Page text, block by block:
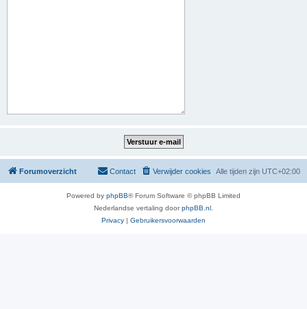
Forumoverzicht Alle tijden zijn UTC+02:00
Verwijder cookies
Contact
Powered by phpBB® Forum Software © phpBB Limited
Nederlandse vertaling doorphpBB.nl
Privacy | Gebruikersvoorwaarden